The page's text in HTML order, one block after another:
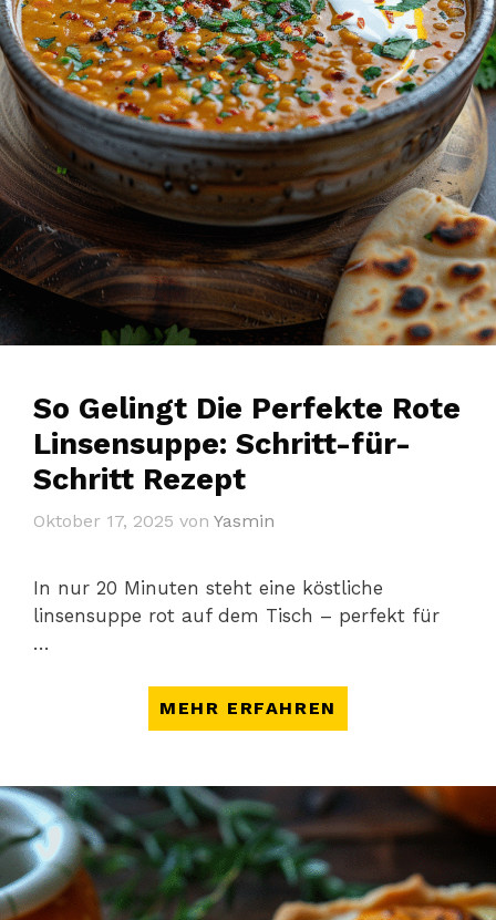
So Gelingt Die Perfekte Rote
Linsensuppe: Schritt-für-
Schritt Rezept
Oktober 17, 2025 vonYasmin
In nur 20 Minuten steht eine köstliche
linsensuppe rot auf dem Tisch – perfekt für
…
MEHR ERFAHREN